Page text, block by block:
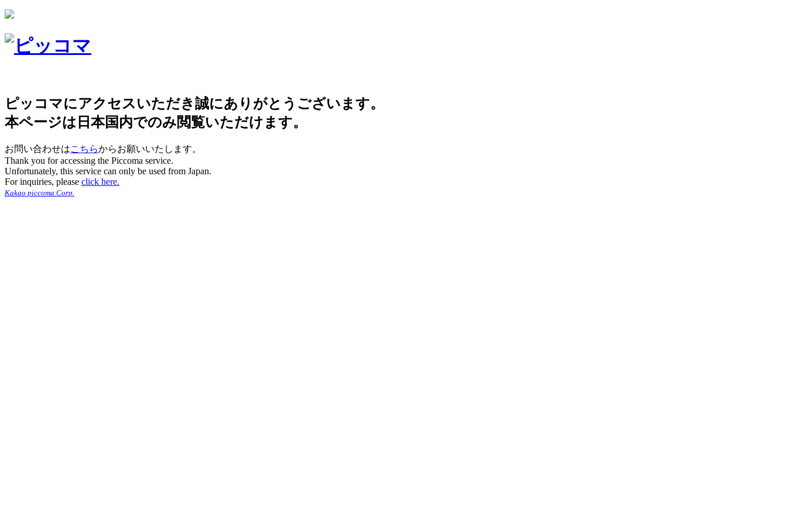
ピッコマにアクセスいただき誠にありがとうございます。
本ページは日本国内でのみ閲覧いただけます。
お問い合わせはこちらからお願いいたします。
Thank you for accessing the Piccoma service.
Unfortunately, this service can only be used from Japan.
For inquiries, please click here.
Kakao piccoma Corp.